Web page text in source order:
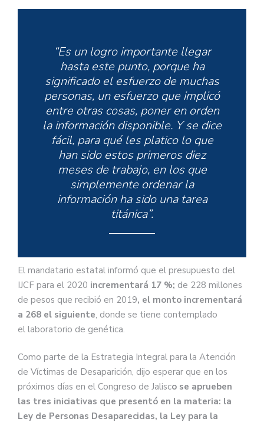
“Es un logro importante llegar
hasta este punto, porque ha
significado el esfuerzo de muchas
personas, un esfuerzo que implicó
entre otras cosas, poner en orden
la información disponible. Y se dice
fácil, para qué les platico lo que
han sido estos primeros diez
meses de trabajo, en los que
simplemente ordenar la
información ha sido una tarea
titánica”.
El mandatario estatal informó que el presupuesto del
IJCF para el 2020 incrementará 17 %; de 228 millones
de pesos que recibió en 2019, el monto incrementará
a 268 el siguiente, donde se tiene contemplado
el laboratorio de genética.
Como parte de la Estrategia Integral para la Atención
de Víctimas de Desaparición, dijo esperar que en los
próximos días en el Congreso de Jalisco se aprueben
las tres iniciativas que presentó en la materia: la
Ley de Personas Desaparecidas, la Ley para la